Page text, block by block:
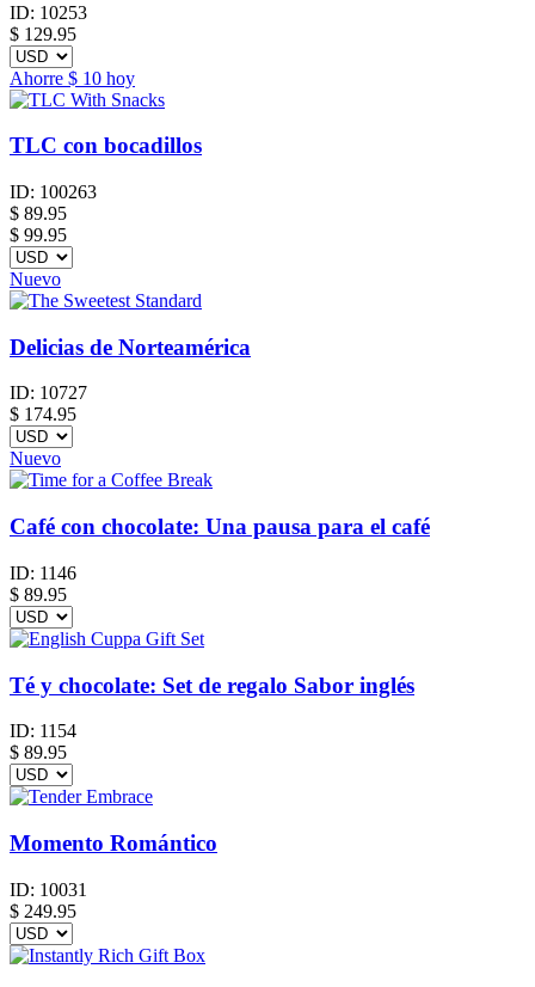
ID: 10253
$ 129.95
Ahorre $ 10 hoy
TLC con bocadillos
ID: 100263
$ 89.95
$ 99.95
Nuevo
Delicias de Norteamérica
ID: 10727
$ 174.95
Nuevo
Café con chocolate: Una pausa para el café
ID: 1146
$ 89.95
Té y chocolate: Set de regalo Sabor inglés
ID: 1154
$ 89.95
Momento Romántico
ID: 10031
$ 249.95